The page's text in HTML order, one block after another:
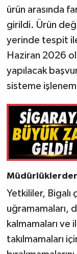
ürün arasında
girildi. Ürün
yerinde tespit
Haziran 2026
yapılacak
sisteme
Yetkililer, Bigalı
uğramamaları,
kalmamaları ve
takılmamaları